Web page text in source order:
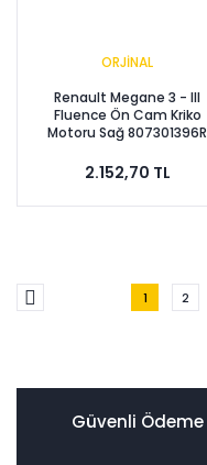
ORJİNAL
Renault Megane 3 - III
Fluence Ön Cam Kriko
Motoru Sağ 807301396R
2.152,70 TL
1 2
Güvenli Ödeme